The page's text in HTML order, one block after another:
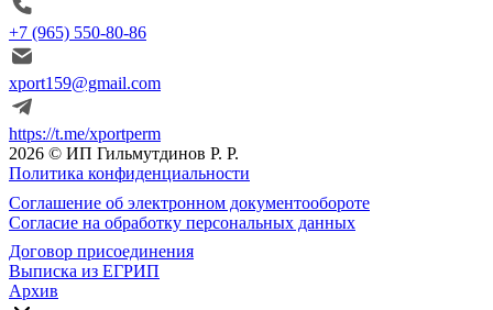
+7 (965) 550-80-86
xport159@gmail.com
https://t.me/xportperm
2026 © ИП Гильмутдинов Р. Р.
Политика конфиденциальности
Соглашение об электронном документообороте
Согласие на обработку персональных данных
Договор присоединения
Выписка из ЕГРИП
Архив